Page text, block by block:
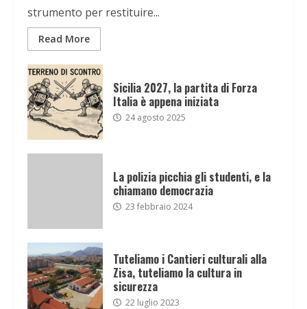
strumento per restituire...
Read More
Sicilia 2027, la partita di Forza
Italia è appena iniziata
24 agosto 2025
La polizia picchia gli studenti, e la
chiamano democrazia
23 febbraio 2024
Tuteliamo i Cantieri culturali alla
Zisa, tuteliamo la cultura in
sicurezza
22 luglio 2023